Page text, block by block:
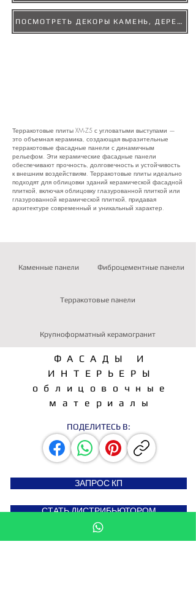
ПОСМОТРЕТЬ ДЕКОРЫ КАМЕНЬ, ДЕРЕВО, БЕТОН
Терракотовые плиты XM-Z5 с угловатыми выступами —
это объемная керамика, создающая выразительные
терракотовые фасадные панели с динамичным
рельефом. Эти керамические фасадные панели
обеспечивают прочность, долговечность и устойчивость
к внешним воздействиям. Терракотовые плиты идеально
подходят для облицовки зданий керамической фасадной
плиткой, включая облицовку глазурованной плиткой или
глазурованной керамической плиткой, придавая
архитектуре современный и уникальный характер.
Каменные панели Фиброцементные панели
Терракотовые панели
Крупноформатный керамогранит
ФАСАДЫ И
ИНТЕРЬЕРЫ
облицовочные
материалы
ПОДЕЛИТЕСЬ В:
ЗАПРОС КП
СТАТЬ ДИСТРИБЬЮТОРОМ